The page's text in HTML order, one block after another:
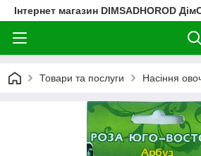
Інтернет магазин DIMSADHOROD
Товари та послуги Насіння